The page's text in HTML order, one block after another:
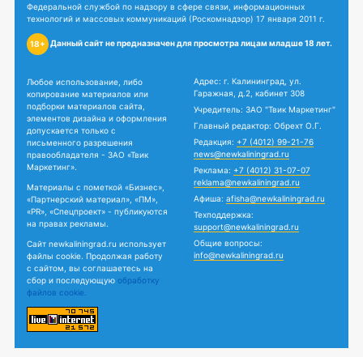
Федеральной службой по надзору в сфере связи, информационных
технологий и массовых коммуникаций (Роскомнадзор) 17 января 2011 г.
18+ Данный сайт не предназначен для просмотра лицам младше 18 лет.
Любое использование, либо
копирование материалов или
подборки материалов сайта,
элементов дизайна и оформления
допускается только с
письменного разрешения
правообладателя - ЗАО «Твик
Маркетинг».
Материалы с пометкой «Бизнес»,
«Партнерский материал», «ПМ»,
«PR», «Спецпроект» - публикуются
на правах рекламы.
Сайт newkaliningrad.ru использует
файлы cookie. Продолжая работу
с сайтом, вы соглашаетесь на
сбор и последующую обработку
файлов cookie.
Адрес: г. Калининград, ул.
Гаражная, д.2, кабинет 308
Учредитель: ЗАО "Твик Маркетинг"
Главный редактор: Обрехт О.Г.
Редакция: +7 (4012) 99-21-76
news@newkaliningrad.ru
Реклама: +7 (4012) 31-07-07
reklama@newkaliningrad.ru
Афиша: afisha@newkaliningrad.ru
Техподдержка:
support@newkaliningrad.ru
Общие вопросы:
info@newkaliningrad.ru